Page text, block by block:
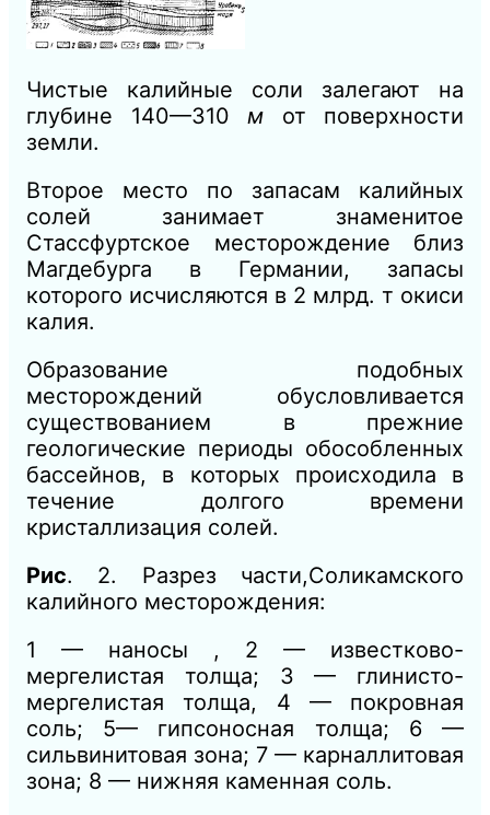
Чистые калийные соли залегают на
глубине 140—310 м от поверхности
земли.
Второе место по запасам калийных
солей занимает знаменитое
Стассфуртское месторождение близ
Магдебурга в Германии, запасы
которого исчисляются в 2 млрд. т окиси
калия.
Образование подобных
месторождений обусловливается
существованием в прежние
геологические периоды обособленных
бассейнов, в которых происходила в
течение долгого времени
кристаллизация солей.
Рис. 2. Разрез части,Соликамского
калийного месторождения:
1 — наносы , 2 — известково-
мергелистая толща; 3 — глинисто-
мергелистая толща, 4 — покровная
соль; 5— гипсоносная толща; 6 —
сильвинитовая зона; 7 — карналлитовая
зона; 8 — нижняя каменная соль.